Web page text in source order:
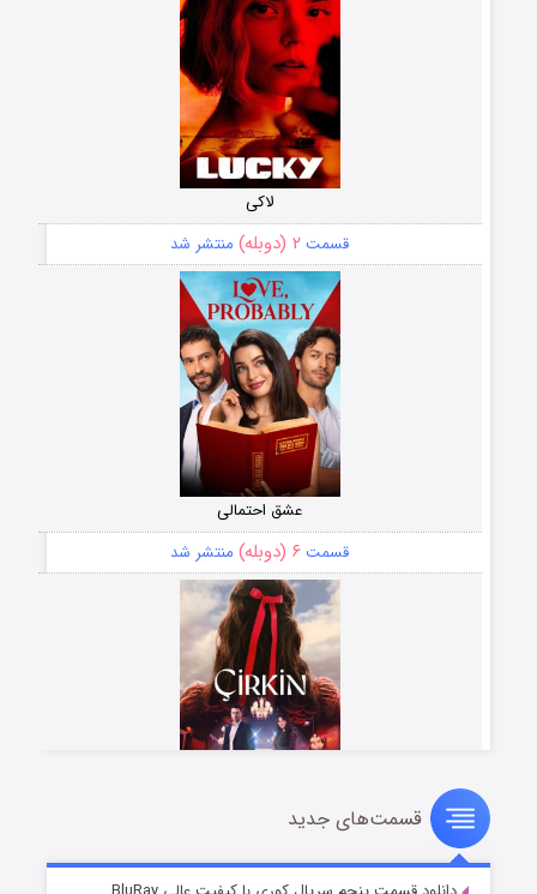
لاکی
قسمت ۲ (دوبله) منتشر شد
عشق احتمالی
قسمت ۶ (دوبله) منتشر شد
سریال زشت
قسمت۵ (زیرنویس) منتشر شد
قسمت‌های جدید